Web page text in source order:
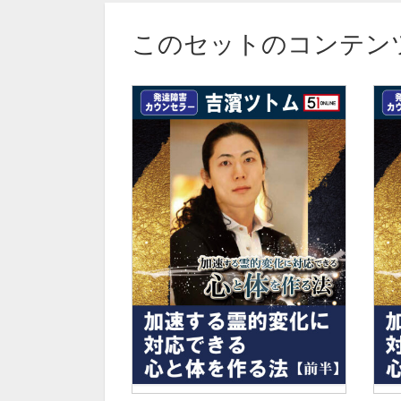
このセットのコンテン